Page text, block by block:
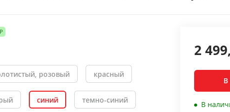
розовый красный
синий темно-синий
2
В
В